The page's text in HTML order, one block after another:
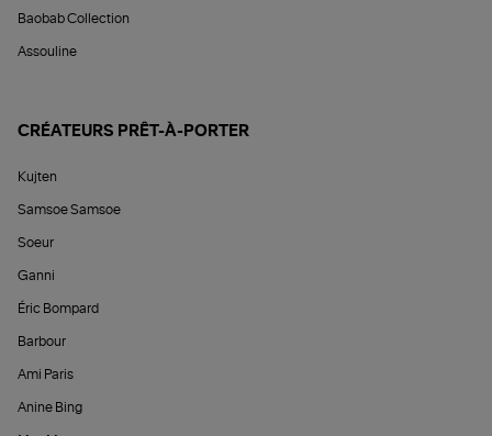
Baobab Collection
Assouline
CRÉATEURS PRÊT-À-PORTER
Kujten
Samsoe Samsoe
Soeur
Ganni
Éric Bompard
Barbour
Ami Paris
Anine Bing